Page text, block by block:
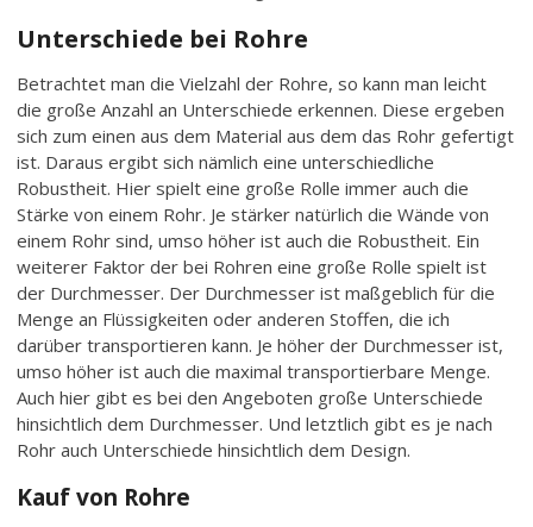
Unterschiede bei Rohre
Betrachtet man die Vielzahl der Rohre, so kann man leicht
die große Anzahl an Unterschiede erkennen. Diese ergeben
sich zum einen aus dem Material aus dem das Rohr gefertigt
ist. Daraus ergibt sich nämlich eine unterschiedliche
Robustheit. Hier spielt eine große Rolle immer auch die
Stärke von einem Rohr. Je stärker natürlich die Wände von
einem Rohr sind, umso höher ist auch die Robustheit. Ein
weiterer Faktor der bei Rohren eine große Rolle spielt ist
der Durchmesser. Der Durchmesser ist maßgeblich für die
Menge an Flüssigkeiten oder anderen Stoffen, die ich
darüber transportieren kann. Je höher der Durchmesser ist,
umso höher ist auch die maximal transportierbare Menge.
Auch hier gibt es bei den Angeboten große Unterschiede
hinsichtlich dem Durchmesser. Und letztlich gibt es je nach
Rohr auch Unterschiede hinsichtlich dem Design.
Kauf von Rohre